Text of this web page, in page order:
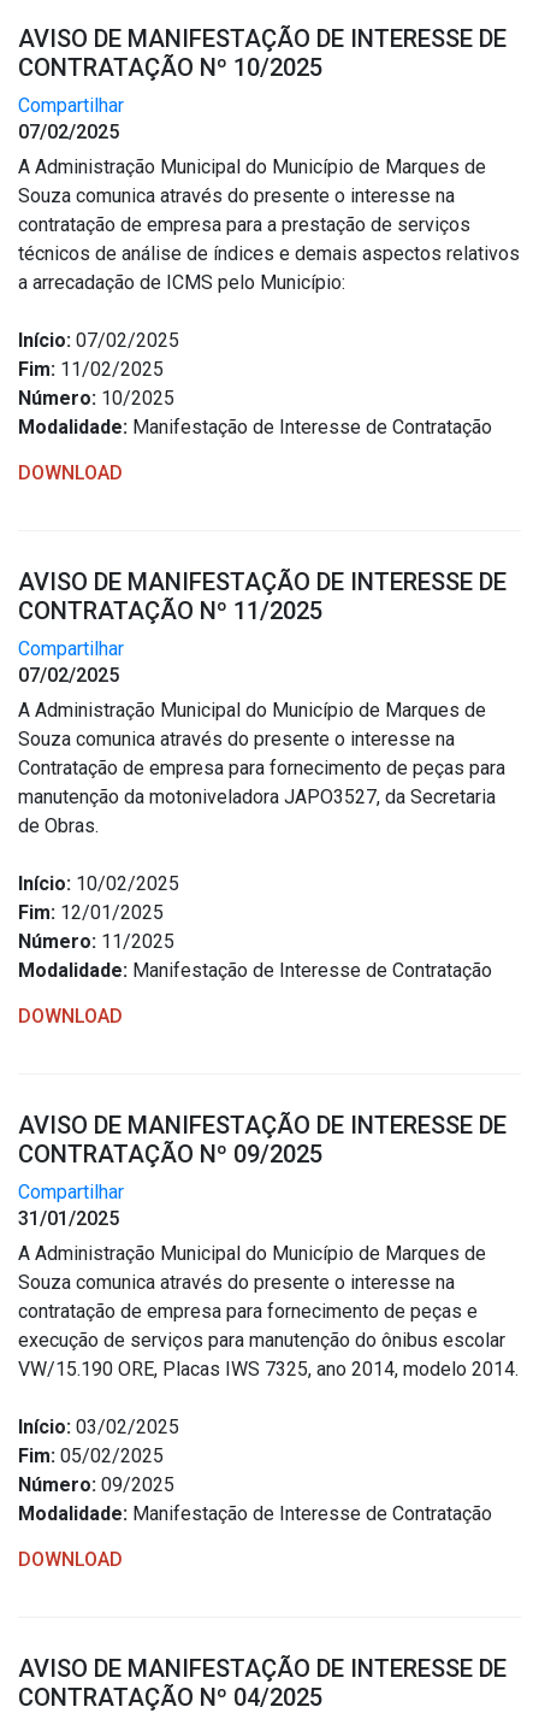
AVISO DE MANIFESTAÇÃO DE INTERESSE DE
CONTRATAÇÃO Nº 10/2025
Compartilhar
07/02/2025
A Administração Municipal do Município de Marques de
Souza comunica através do presente o interesse na
contratação de empresa para a prestação de serviços
técnicos de análise de índices e demais aspectos relativos
a arrecadação de ICMS pelo Município:
Início: 07/02/2025
Fim: 11/02/2025
Número: 10/2025
Modalidade: Manifestação de Interesse de Contratação
DOWNLOAD
AVISO DE MANIFESTAÇÃO DE INTERESSE DE
CONTRATAÇÃO Nº 11/2025
Compartilhar
07/02/2025
A Administração Municipal do Município de Marques de
Souza comunica através do presente o interesse na
Contratação de empresa para fornecimento de peças para
manutenção da motoniveladora JAPO3527, da Secretaria
de Obras.
Início: 10/02/2025
Fim: 12/01/2025
Número: 11/2025
Modalidade: Manifestação de Interesse de Contratação
DOWNLOAD
AVISO DE MANIFESTAÇÃO DE INTERESSE DE
CONTRATAÇÃO Nº 09/2025
Compartilhar
31/01/2025
A Administração Municipal do Município de Marques de
Souza comunica através do presente o interesse na
contratação de empresa para fornecimento de peças e
execução de serviços para manutenção do ônibus escolar
VW/15.190 ORE, Placas IWS 7325, ano 2014, modelo 2014.
Início: 03/02/2025
Fim: 05/02/2025
Número: 09/2025
Modalidade: Manifestação de Interesse de Contratação
DOWNLOAD
AVISO DE MANIFESTAÇÃO DE INTERESSE DE
CONTRATAÇÃO Nº 04/2025